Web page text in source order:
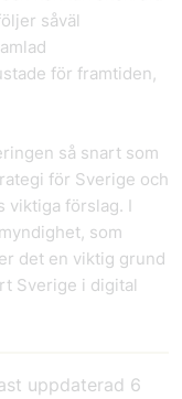
såväl
för framtiden,
så snart som
för Sverige och
viktiga förslag. I
som
det en viktig grund
Sverige i digital
uppdaterad 6